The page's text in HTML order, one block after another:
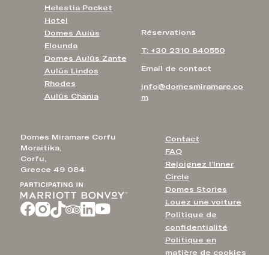
Domes Miramare Corfu
Moraitika,
Corfu,
Greece 49 084
Contact
FAQ
Rejoignez l’Inner
Circle
Domes Stories
Louez une voiture
Politique de
confidentialité
Politique en
matière de cookies
Réservations
T: +30 2310 840550
Email de contact
info@domesmiramare.co
m
Helestia Pocket
Hotel
Domes Aulūs
Elounda
Domes Aulūs Zante
Aulūs Lindos
Rhodes
Aulūs Chania